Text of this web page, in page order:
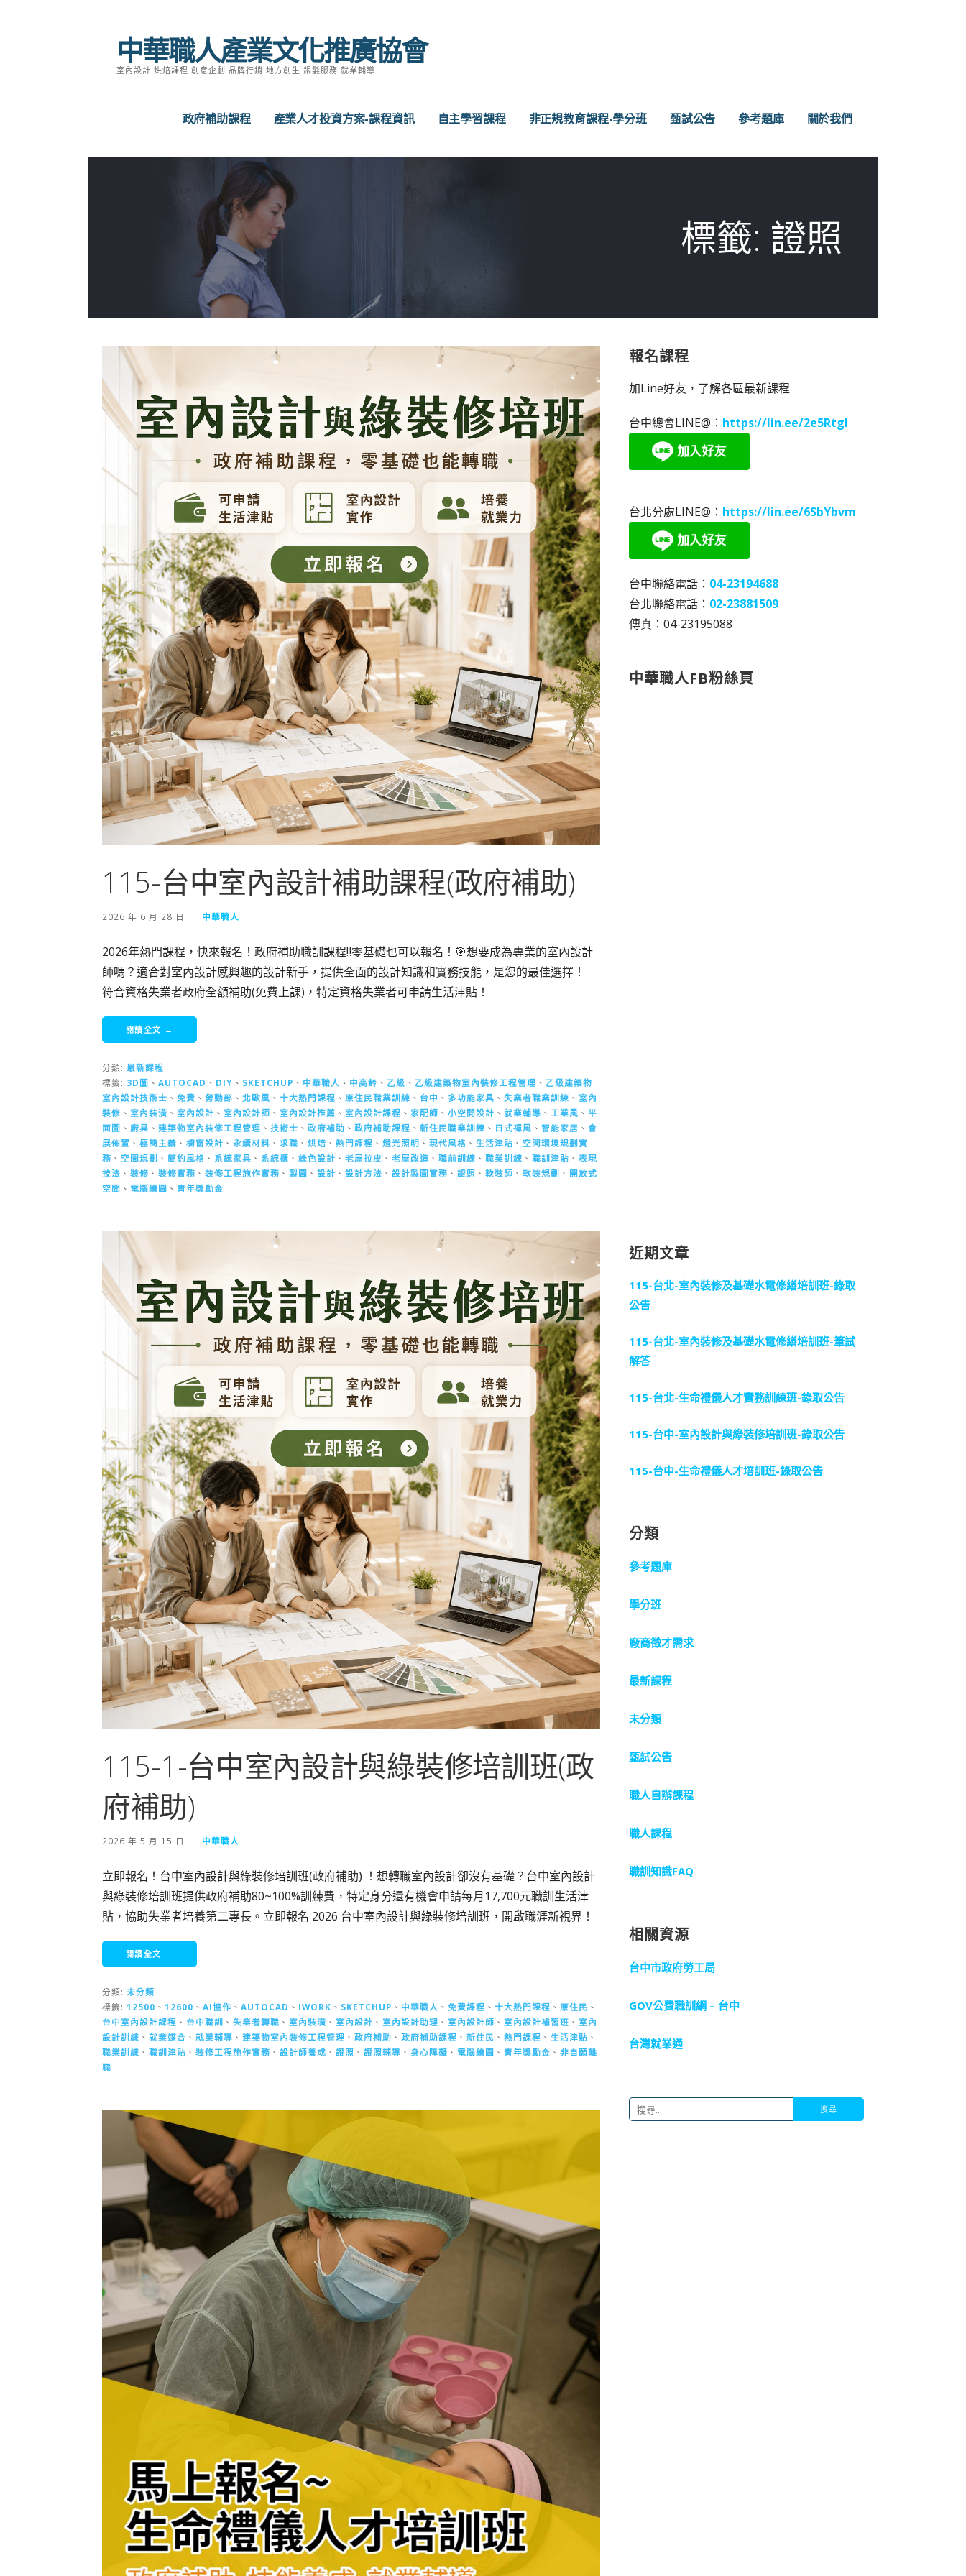
中華職人產業文化推廣協會
室內設計 烘焙課程 創意企劃 品牌行銷 地方創生 銀髮服務 就業輔導
政府補助課程 產業人才投資方案-課程資訊 自主學習課程 非正規教育課程-學分班 甄試公告 參考題庫 關於我們
標籤: 證照
115-台中室內設計補助課程(政府補助)
2026 年 6 月 28 日 中華職人
2026年熱門課程，快來報名！政府補助職訓課程‼️零基礎也可以報名！🎯想要成為專業的室內設計
師嗎？適合對室內設計感興趣的設計新手，提供全面的設計知識和實務技能，是您的最佳選擇！
符合資格失業者政府全額補助(免費上課)，特定資格失業者可申請生活津貼！
閱讀全文 →
分類: 最新課程
標籤: 3D圖 、 AUTOCAD 、 DIY 、 SKETCHUP 、 中華職人 、 中高齡 、 乙級 、 乙級建築物室內裝修工程管理 、 乙級建築物
室內設計技術士 、 免費 、 勞動部 、 北歐風 、 十大熱門課程 、 原住民職業訓練 、 台中 、 多功能家具 、 失業者職業訓練 、 室內
裝修 、 室內裝潢 、 室內設計 、 室內設計師 、 室內設計推薦 、 室內設計課程 、 家配師 、 小空間設計 、 就業輔導 、 工業風 、 平
面圖 、 廚具 、 建築物室內裝修工程管理 、 技術士 、 政府補助 、 政府補助課程 、 新住民職業訓練 、 日式禪風 、 智能家居 、 會
展佈置 、 極簡主義 、 櫥窗設計 、 永續材料 、 求職 、 烘焙 、 熱門課程 、 燈光照明 、 現代風格 、 生活津貼 、 空間環境規劃實
務 、 空間規劃 、 簡約風格 、 系統家具 、 系統櫃 、 綠色設計 、 老屋拉皮 、 老屋改造 、 職前訓練 、 職業訓練 、 職訓津貼 、 表現
技法 、 裝修 、 裝修實務 、 裝修工程施作實務 、 製圖 、 設計 、 設計方法 、 設計製圖實務 、 證照 、 軟裝師 、 軟裝規劃 、 開放式
空間 、 電腦繪圖 、 青年獎勵金
115-1-台中室內設計與綠裝修培訓班(政
府補助)
2026 年 5 月 15 日 中華職人
立即報名！台中室內設計與綠裝修培訓班(政府補助) ！想轉職室內設計卻沒有基礎？台中室內設計
與綠裝修培訓班提供政府補助80~100%訓練費，特定身分還有機會申請每月17,700元職訓生活津
貼，協助失業者培養第二專長。立即報名 2026 台中室內設計與綠裝修培訓班，開啟職涯新視界！
閱讀全文 →
分類: 未分類
標籤: 12500 、 12600 、 AI協作 、 AUTOCAD 、 IWORK 、 SKETCHUP 、 中華職人 、 免費課程 、 十大熱門課程 、 原住民 、
台中室內設計課程 、 台中職訓 、 失業者轉職 、 室內裝潢 、 室內設計 、 室內設計助理 、 室內設計師 、 室內設計補習班 、 室內
設計訓練 、 就業媒合 、 就業輔導 、 建築物室內裝修工程管理 、 政府補助 、 政府補助課程 、 新住民 、 熱門課程 、 生活津貼 、
職業訓練 、 職訓津貼 、 裝修工程施作實務 、 設計師養成 、 證照 、 證照輔導 、 身心障礙 、 電腦繪圖 、 青年獎勵金 、 非自願離
職
報名課程
加Line好友，了解各區最新課程
台中總會LINE@： https://lin.ee/2e5RtgI
台北分處LINE@： https://lin.ee/6SbYbvm
台中聯絡電話： 04-23194688
台北聯絡電話： 02-23881509
傳真：04-23195088
中華職人FB粉絲頁
近期文章
115-台北-室內裝修及基礎水電修繕培訓班-錄取
公告
115-台北-室內裝修及基礎水電修繕培訓班-筆試
解答
115-台北-生命禮儀人才實務訓練班-錄取公告
115-台中-室內設計與綠裝修培訓班-錄取公告
115-台中-生命禮儀人才培訓班-錄取公告
分類
參考題庫
學分班
廠商徵才需求
最新課程
未分類
甄試公告
職人自辦課程
職人課程
職訓知識FAQ
相關資源
台中市政府勞工局
GOV公費職訓網 – 台中
台灣就業通
搜